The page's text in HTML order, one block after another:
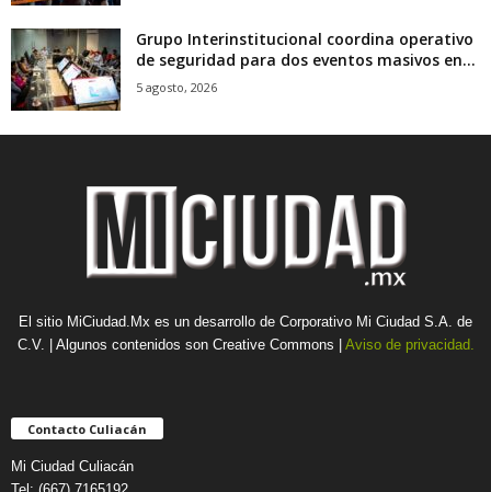
Grupo Interinstitucional coordina operativo
de seguridad para dos eventos masivos en...
5 agosto, 2026
El sitio MiCiudad.Mx es un desarrollo de Corporativo Mi Ciudad S.A. de
C.V. | Algunos contenidos son Creative Commons | Aviso de privacidad.
Contacto Culiacán
Mi Ciudad Culiacán